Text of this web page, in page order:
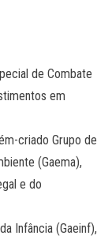
de Combate
em
criado Grupo de
(Gaema),
e do
Infância (Gaeinf),